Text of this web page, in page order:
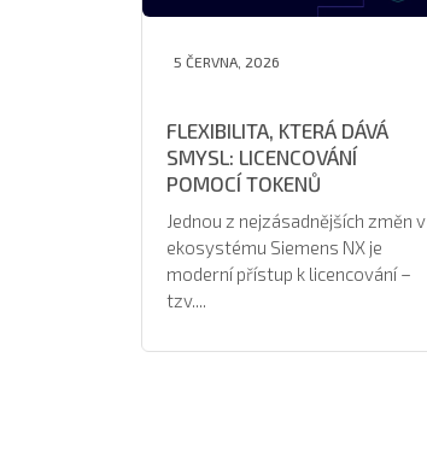
5 ČERVNA, 2026
FLEXIBILITA, KTERÁ DÁVÁ
SMYSL: LICENCOVÁNÍ
POMOCÍ TOKENŮ
Jednou z nejzásadnějších změn v
ekosystému Siemens NX je
moderní přístup k licencování –
tzv....